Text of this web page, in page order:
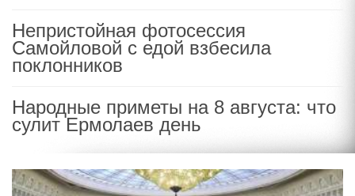
Непристойная фотосессия
Самойловой с едой взбесила
поклонников
Народные приметы на 8 августа: что
сулит Ермолаев день